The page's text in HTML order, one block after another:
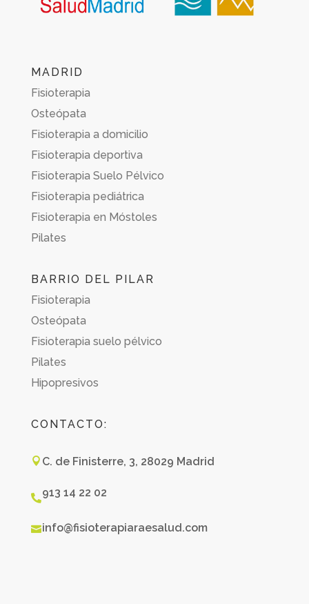
MADRID
Fisioterapia
Osteópata
Fisioterapia a domicilio
Fisioterapia deportiva
Fisioterapia Suelo Pélvico
Fisioterapia pediátrica
Fisioterapia en Móstoles
Pilates
BARRIO DEL PILAR
Fisioterapia
Osteópata
Fisioterapia suelo pélvico
Pilates
Hipopresivos
CONTACTO:
 C. de Finisterre, 3, 28029 Madrid
913 14 22 02
info@fisioterapiaraesalud.com